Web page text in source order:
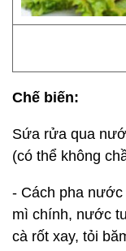
Chế biến:
Sứa rửa qua
(có thể không
- Cách pha
mì chính, nước
cà rốt xay, tỏi